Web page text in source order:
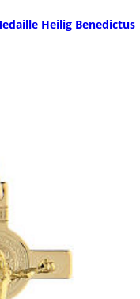
Heilig Benedictus